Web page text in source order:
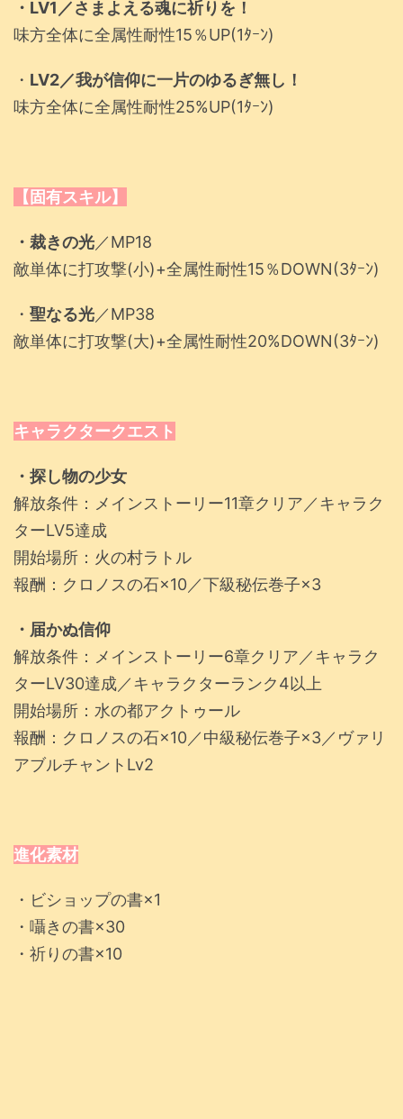
・LV1／さまよえる魂に祈りを！
味方全体に全属性耐性15％UP(1ﾀｰﾝ)
・ LV2／我が信仰に一片のゆるぎ無し！
味方全体に全属性耐性25%UP(1ﾀｰﾝ)
【固有スキル】
・裁きの光／MP18
敵単体に打攻撃(小)+全属性耐性15％DOWN(3ﾀｰﾝ)
・ 聖なる光／MP38
敵単体に打攻撃(大)+全属性耐性20%DOWN(3ﾀｰﾝ)
キャラクタークエスト
・探し物の少女
解放条件：メインストーリー11章クリア／キャラク
ターLV5達成
開始場所：火の村ラトル
報酬：クロノスの石×10／下級秘伝巻子×3
・届かぬ信仰
解放条件：メインストーリー6章クリア／キャラク
ターLV30達成／キャラクターランク4以上
開始場所：水の都アクトゥール
報酬：クロノスの石×10／中級秘伝巻子×3／ヴァリ
アブルチャントLv2
進化素材
・ビショップの書×1
・囁きの書×30
・祈りの書×10